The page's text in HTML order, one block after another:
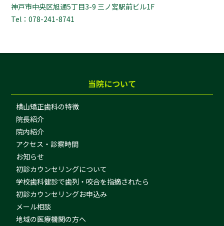
神戸市中央区旭通5丁目3-9 三ノ宮駅前ビル1F
Tel：078-241-8741
当院について
横山矯正歯科の特徴
院長紹介
院内紹介
アクセス・診察時間
お知らせ
初診カウンセリングについて
学校歯科健診で歯列・咬合を指摘されたら
初診カウンセリングお申込み
メール相談
地域の医療機関の方へ